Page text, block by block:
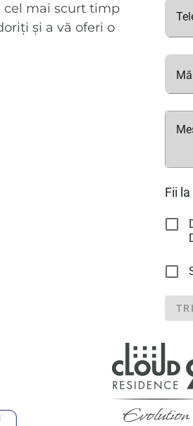
cel mai scurt timp
și a vă oferi o
Fii